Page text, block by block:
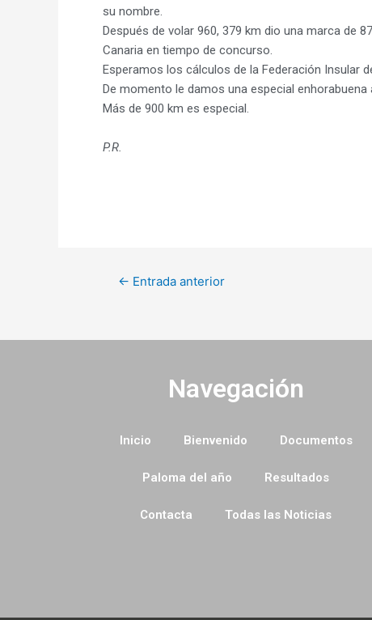
su nombre.
Después de volar 960, 379 km dio una marca de
Canaria en tiempo de concurso.
Esperamos los cálculos de la Federación Insular
De momento le damos una especial enhorabuena
Más de 900 km es especial.
P.R.
← Entrada anterior
Navegación
Inicio Bienvenido Documentos
Paloma del año Resultados
Contacta Todas las Noticias